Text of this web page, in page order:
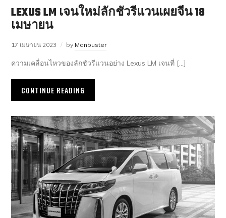
LEXUS LM เจนใหม่ลักชัวรีแวนเผยจีน 18
เมษายน
17 เมษายน 2023 by Manbuster
ความเคลื่อนไหวของลักชัวรีแวนอย่าง Lexus LM เจนที่ […]
CONTINUE READING